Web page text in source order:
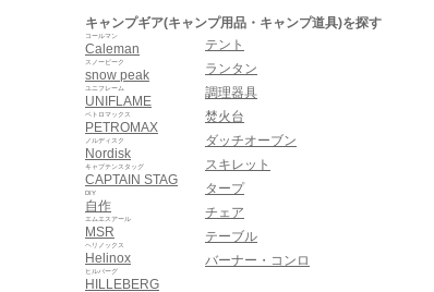
キャンプギア(キャンプ用品・キャンプ道具)を探す
Caleman
コールマン
snow peak
スノーピーク
UNIFLAME
ユニフレーム
PETROMAX
ペトロマックス
Nordisk
ノルディスク
CAPTAIN STAG
キャプテンスタッグ
自作
DIY
MSR
エムエスアール
Helinox
ヘリノックス
HILLEBERG
ヒルバーグ
テント
ランタン
調理器具
焚火台
ダッチオーブン
スキレット
タープ
チェア
テーブル
バーナー・コンロ